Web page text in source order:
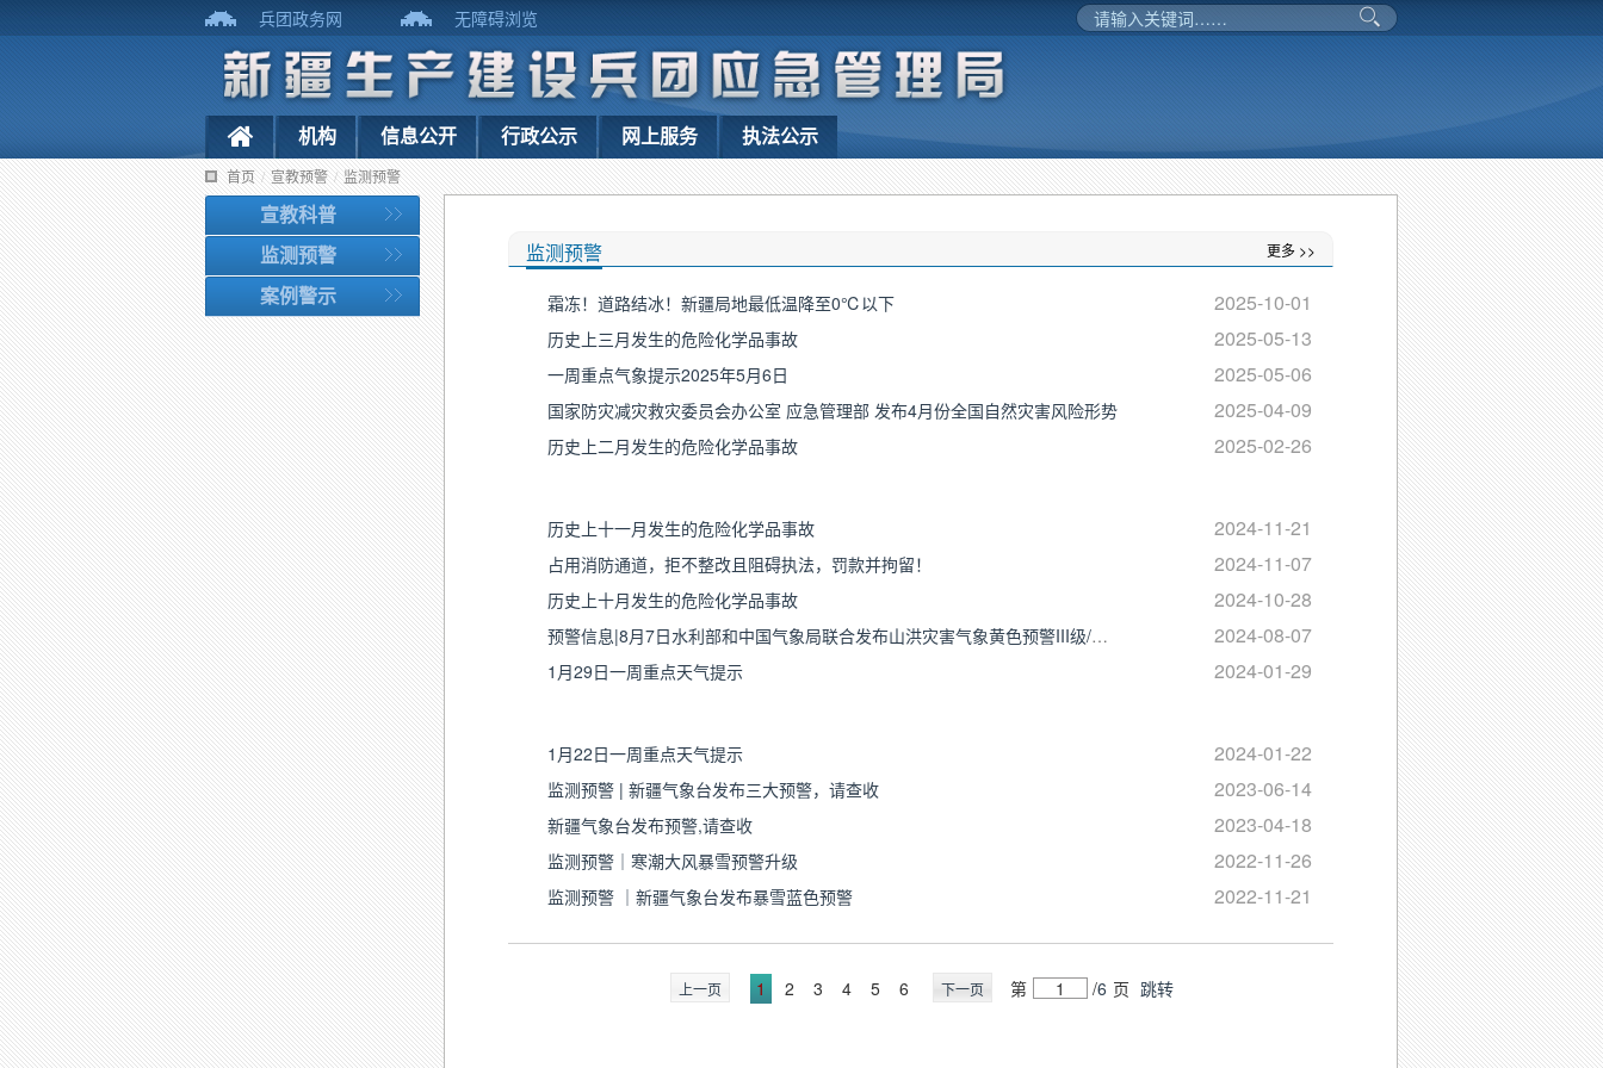
兵团政务网 无障碍浏览
机构 信息公开 行政公示 网上服务 执法公示
首页 / 宣教预警 / 监测预警
宣教科普
监测预警
案例警示
监测预警 更多 >>
霜冻！道路结冰！新疆局地最低温降至0℃以下 2025-10-01
历史上三月发生的危险化学品事故 2025-05-13
一周重点气象提示2025年5月6日 2025-05-06
国家防灾减灾救灾委员会办公室 应急管理部 发布4月份全国自然灾害风险形势 2025-04-09
历史上二月发生的危险化学品事故 2025-02-26
历史上十一月发生的危险化学品事故 2024-11-21
占用消防通道，拒不整改且阻碍执法，罚款并拘留！ 2024-11-07
历史上十月发生的危险化学品事故 2024-10-28
预警信息|8月7日水利部和中国气象局联合发布山洪灾害气象黄色预警III级/较重 2024-08-07
1月29日一周重点天气提示 2024-01-29
1月22日一周重点天气提示 2024-01-22
监测预警 | 新疆气象台发布三大预警，请查收 2023-06-14
新疆气象台发布预警,请查收 2023-04-18
监测预警｜寒潮大风暴雪预警升级 2022-11-26
监测预警 ｜新疆气象台发布暴雪蓝色预警 2022-11-21
上一页 1 2 3 4 5 6 下一页 第 /6 页 跳转